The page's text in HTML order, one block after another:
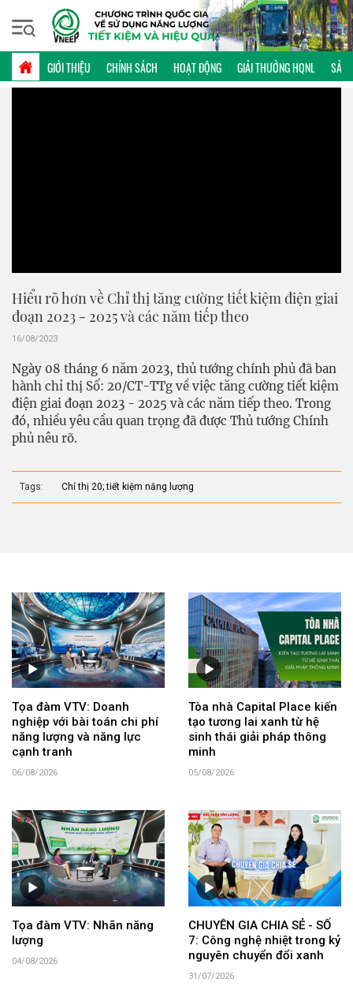
GIỚI THIỆU CHÍNH SÁCH HOẠT ĐỘNG GIẢI THƯỞNG HQNL SẢN
Thứ sáu, 07/08/2026 | 09:59 GMT+7
VIDEO
Hiểu rõ hơn về Chỉ thị tăng cường tiết kiệm điện giai
đoạn 2023 - 2025 và các năm tiếp theo
16/08/2023
Ngày 08 tháng 6 năm 2023, thủ tướng chính phủ đã ban
hành chỉ thị Số: 20/CT-TTg về việc tăng cường tiết kiệm
điện giai đoạn 2023 - 2025 và các năm tiếp theo. Trong
đó, nhiều yêu cầu quan trọng đã được Thủ tướng Chính
phủ nêu rõ.
Tags: Chỉ thị 20; tiết kiệm năng lượng
Tọa đàm VTV: Doanh
nghiệp với bài toán chi phí
năng lượng và năng lực
cạnh tranh
06/08/2026
Tòa nhà Capital Place kiến
tạo tương lai xanh từ hệ
sinh thái giải pháp thông
minh
05/08/2026
Tọa đàm VTV: Nhãn năng
lượng
04/08/2026
CHUYÊN GIA CHIA SẺ - SỐ
7: Công nghệ nhiệt trong kỷ
nguyên chuyển đổi xanh
31/07/2026